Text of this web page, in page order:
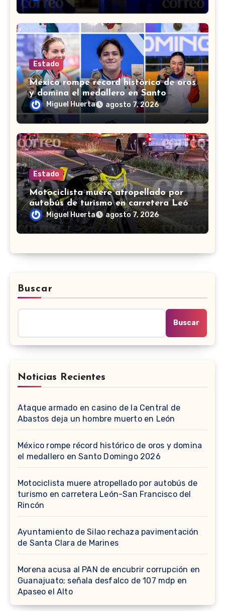
Estado
México rompe récord histórico de oros
y domina el medallero en Santo
Domingo 2026
Miguel Huerta agosto 7, 2026
Estado
Motociclista muere atropellado por
autobús de turismo en carretera León-
San Francisco del Rincón
Miguel Huerta agosto 7, 2026
Buscar
Buscar
Noticias Recientes
Ataque armado en casino de la Central de
Abastos deja un hombre muerto en León
México rompe récord histórico de oros y domina
el medallero en Santo Domingo 2026
Motociclista muere atropellado por autobús de
turismo en carretera León-San Francisco del
Rincón
Ayuntamiento de Silao rechaza pavimentación
de Santa Clara de Marines
Morena acusa al PAN de encubrir corrupción en
Guanajuato; señala desfalco de 107 mdp en
Apaseo el Alto